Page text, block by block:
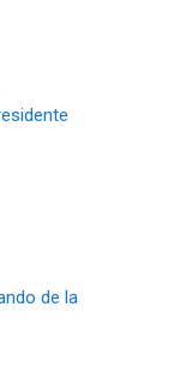
de la